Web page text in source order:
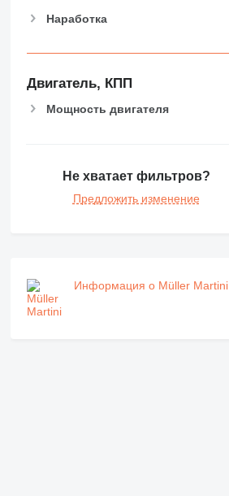
Наработка
Двигатель, КПП
Мощность двигателя
Не хватает фильтров?
Предложить изменение
Информация о Müller Martini